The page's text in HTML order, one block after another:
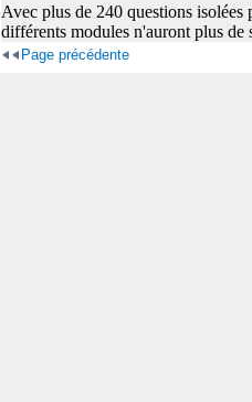
Avec plus de 240 questions isolées
différents modules n'auront plus de
Page précédente